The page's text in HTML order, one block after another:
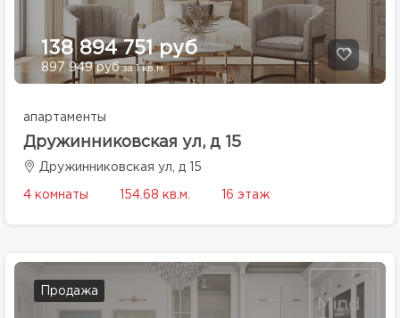
138 894 751 руб
897 949 рубза 1 кв.м.
апартаменты
Дружинниковская ул, д 15
Дружинниковская ул, д 15
4 комнаты 154.68 кв.м. 16 этаж
Продажа